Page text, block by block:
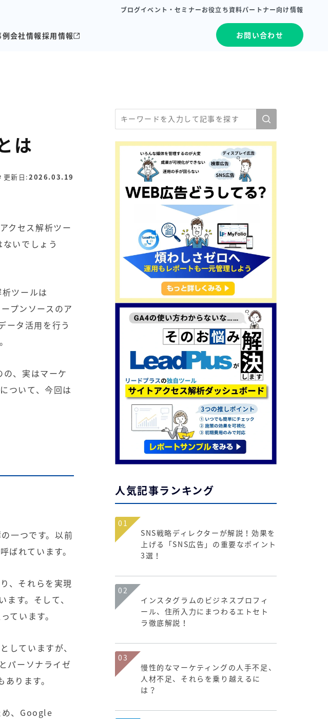
ブログイベント・セミナーお役立ち資料パートナー向け情報
例会社情報採用情報 お問い合わせ
は
更新日:2026.03.19
クセス解析ツー
いでしょう
ツールは
プンソースのア
ータ活用を行う
、実はマーケ
について、今回は
一つです。以前
ばれています。
、それらを実現
す。そして、
ています。
していますが、
パーソナライゼ
ります。
め、Google
人気記事ランキング
01
SNS戦略ディレクターが解説！効果を
上げる「SNS広告」の重要なポイント
3選！
02
インスタグラムのビジネスプロフィ
ール、住所入力にまつわるエトセト
ラ徹底解説！
03
慢性的なマーケティングの人手不足、
人材不足、それらを乗り越えるに
は？